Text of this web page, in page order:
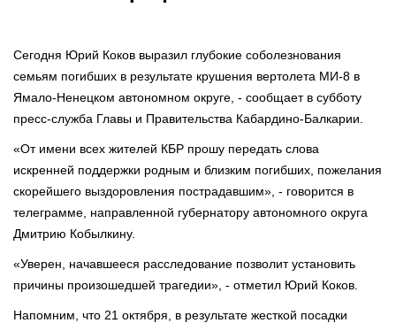
Сегодня Юрий Коков выразил глубокие соболезнования
семьям погибших в результате крушения вертолета МИ-8 в
Ямало-Ненецком автономном округе, - сообщает в субботу
пресс-служба Главы и Правительства Кабардино-Балкарии.
«От имени всех жителей КБР прошу передать слова
искренней поддержки родным и близким погибших, пожелания
скорейшего выздоровления пострадавшим», - говорится в
телеграмме, направленной губернатору автономного округа
Дмитрию Кобылкину.
«Уверен, начавшееся расследование позволит установить
причины произошедшей трагедии», - отметил Юрий Коков.
Напомним, что 21 октября, в результате жесткой посадки